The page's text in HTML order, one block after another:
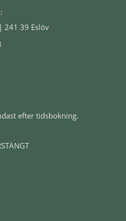
241 39 Eslöv
efter tidsbokning.